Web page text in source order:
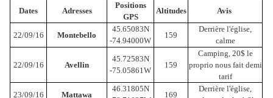
Dates Adresses
Positions
GPS
Altitudes Avis
22/09/16 Montebello
45.65083N
-74.94000W
159
Derrière l'église,
calme
22/09/16 Avellin
45.72583N
-75.05861W
159
Camping, 20$ le
proprio nous fait demi
tarif
23/09/16
Mattawa
46.31805N
169
Derrière l'église,